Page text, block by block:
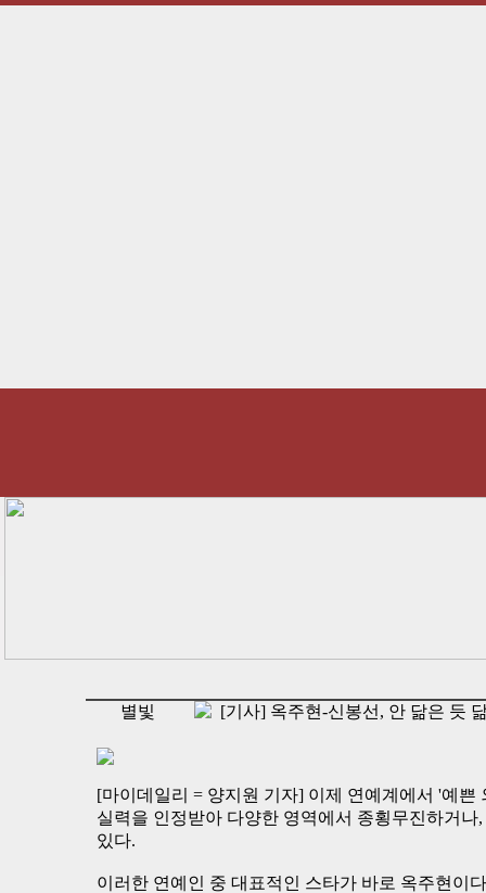
별빛 [기사] 옥주현-신봉선, 안 닮은 듯
[마이데일리 = 양지원 기자] 이제 연예계에서 '예
실력을 인정받아 다양한 영역에서 종횡무진하거
있다.
이러한 연예인 중 대표적인 스타가 바로 옥주현이